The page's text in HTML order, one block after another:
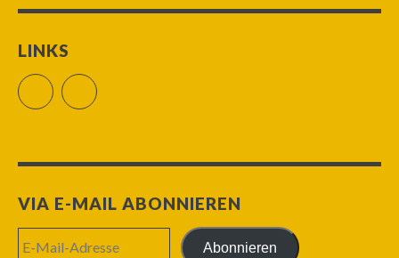
LINKS
FacebookRSS Feed
VIA E-MAIL ABONNIEREN
Mail-
Abonnieren